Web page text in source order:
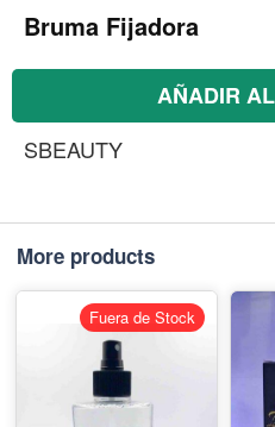
Bruma Fijadora
AÑADIR
SBEAUTY
More products
Fuera de Stock